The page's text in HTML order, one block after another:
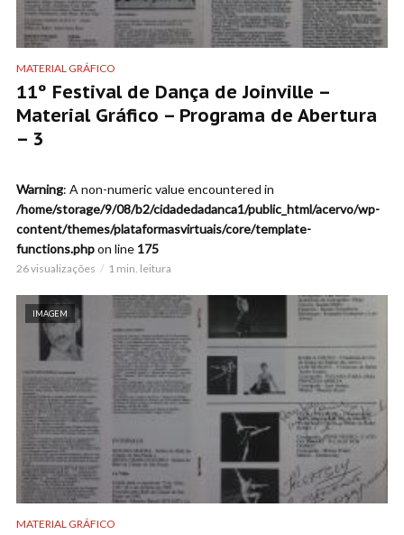
MATERIAL GRÁFICO
11º Festival de Dança de Joinville –
Material Gráfico – Programa de Abertura
– 3
Warning: A non-numeric value encountered in
/home/storage/9/08/b2/cidadedadanca1/public_html/acervo/wp-
content/themes/plataformasvirtuais/core/template-
functions.phpon line 175
26 visualizações 1 min. leitura
IMAGEM
MATERIAL GRÁFICO